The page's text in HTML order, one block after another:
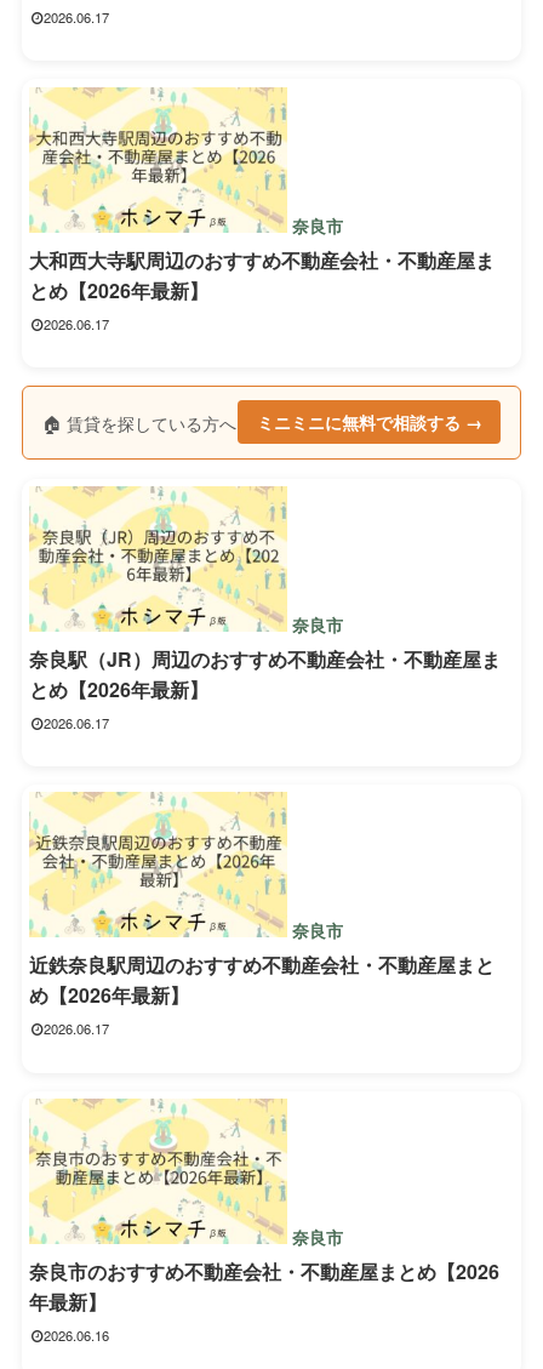
2026.06.17
奈良市
大和西大寺駅周辺のおすすめ不動産会社・不動産屋ま
とめ【2026年最新】
2026.06.17
🏠 賃貸を探している方へ ミニミニに無料で相談する →
奈良市
奈良駅（JR）周辺のおすすめ不動産会社・不動産屋ま
とめ【2026年最新】
2026.06.17
奈良市
近鉄奈良駅周辺のおすすめ不動産会社・不動産屋まと
め【2026年最新】
2026.06.17
奈良市
奈良市のおすすめ不動産会社・不動産屋まとめ【2026
年最新】
2026.06.16